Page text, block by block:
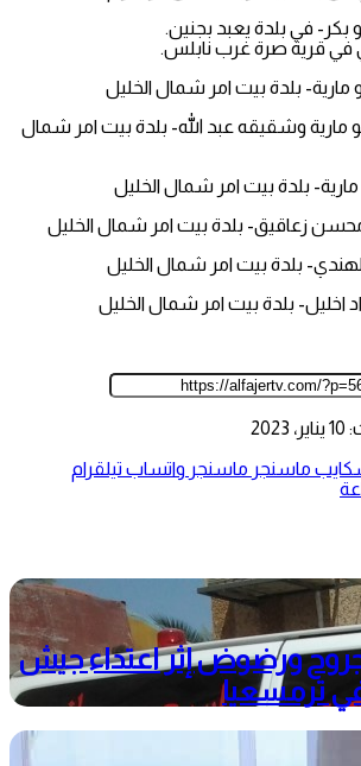
في بلدة يعبد بجنين.
في قرية صرة غرب نابلس.
مارية- بلدة بيت امر شمال الخليل
وشقيقه عبد الله- بلدة بيت امر شمال
بلدة بيت امر شمال الخليل
زعاقيق- بلدة بيت امر شمال الخليل
بلدة بيت امر شمال الخليل
اخليل- بلدة بيت امر شمال الخليل
ماسنجر ماسنجر واتساب تيلقرام
ورضوض إثر اعتداء جيش
في ترمسعيا